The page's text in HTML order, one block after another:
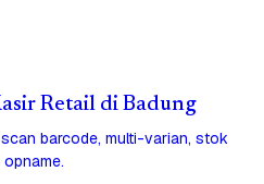
Retail di Badung
barcode, multi-varian, stok